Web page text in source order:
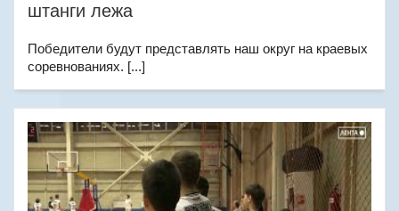
штанги лежа
Победители будут представлять наш округ на краевых
соревнованиях. [...]